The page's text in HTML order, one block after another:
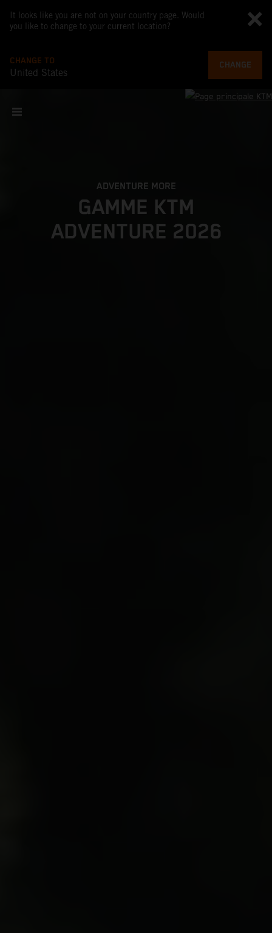
It looks like you are not on your country page. Would
you like to change to your current location?
CHANGE TO
United States
CHANGE
ADVENTURE MORE
GAMME KTM
ADVENTURE 2026